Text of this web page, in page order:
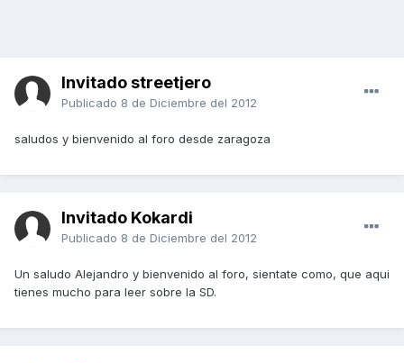
Invitado streetjero
Publicado 8 de Diciembre del 2012
saludos y bienvenido al foro desde zaragoza
Invitado Kokardi
Publicado 8 de Diciembre del 2012
Un saludo Alejandro y bienvenido al foro, sientate como, que aqui
tienes mucho para leer sobre la SD.